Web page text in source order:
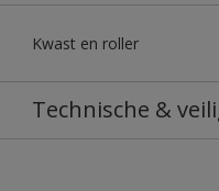
Kwast en roller
Technische &